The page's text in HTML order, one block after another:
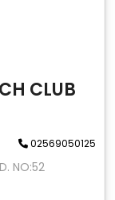
CLUB
02569050125
NO:52